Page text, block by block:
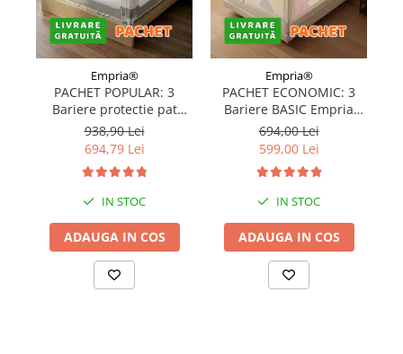
Produse Sub 50 Lei
Resigilate
Empria®
PACHET POPULAR: 3
Bariere protectie pat
copii, SELECT, 160x200
cm
938,90 Lei
694,79 Lei
IN STOC
ADAUGA IN COS
Empria®
PACHET ECONOMIC: 3
Bariere BASIC Empria
protectie pat 160X200 cm
+ bara stabilizatoare
694,00 Lei
599,00 Lei
IN STOC
ADAUGA IN COS